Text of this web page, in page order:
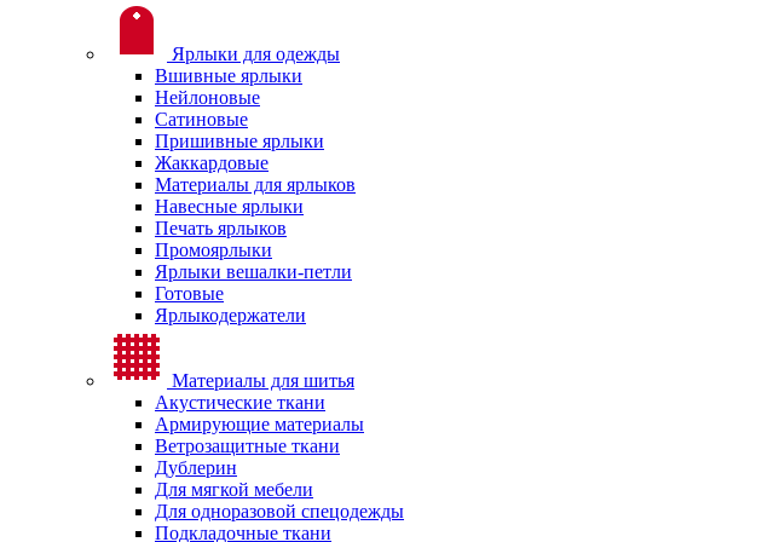
Ярлыки для одежды
Вшивные ярлыки
Нейлоновые
Сатиновые
Пришивные ярлыки
Жаккардовые
Материалы для ярлыков
Навесные ярлыки
Печать ярлыков
Промоярлыки
Ярлыки вешалки-петли
Готовые
Ярлыкодержатели
Материалы для шитья
Акустические ткани
Армирующие материалы
Ветрозащитные ткани
Дублерин
Для мягкой мебели
Для одноразовой спецодежды
Подкладочные ткани